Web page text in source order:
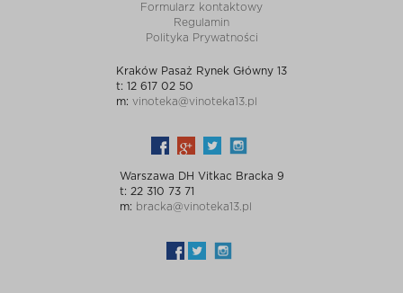
Formularz kontaktowy
Regulamin
Polityka Prywatności
Kraków Pasaż Rynek Główny 13
t: 12 617 02 50
m: vinoteka@vinoteka13.pl
Warszawa DH Vitkac Bracka 9
t: 22 310 73 71
m: bracka@vinoteka13.pl